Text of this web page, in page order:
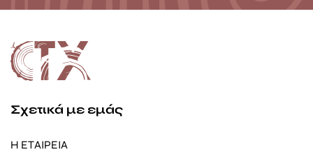
Σχετικά με εμάς
Η ΕΤΑΙΡΕΙΑ